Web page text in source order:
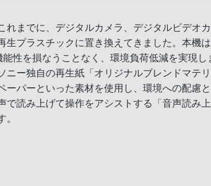
れまでに、デジタルカメラ、デジタルビデオ
生プラスチックに置き換えてきました。本機
能性を損なうことなく、環境負荷低減を実現
ニー独自の再生紙「オリジナルブレンドマテ
ーパーといった素材を使用し、環境への配慮
で読み上げて操作をアシストする「音声読み
。